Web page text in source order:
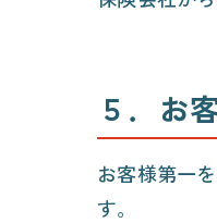
５． お
お客様第一
す。